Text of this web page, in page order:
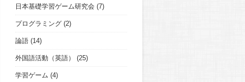
日本基礎学習ゲーム研究会 (7)
プログラミング (2)
論語 (14)
外国語活動（英語） (25)
学習ゲーム (4)